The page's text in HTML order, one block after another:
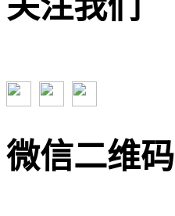
微信二维码